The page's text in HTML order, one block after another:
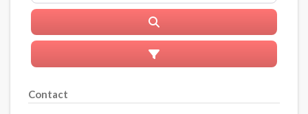
Advanced Filters
Contact